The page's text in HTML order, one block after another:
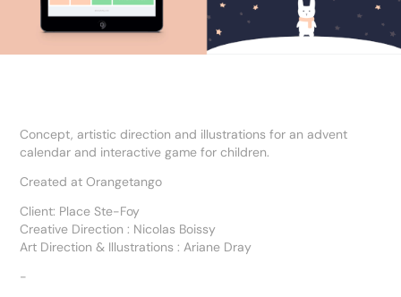
Concept, artistic direction and illustrations for an advent
calendar and interactive game for children.
Created at Orangetango
Client: Place Ste-Foy
Creative Direction : Nicolas Boissy
Art Direction & Illustrations : Ariane Dray
-